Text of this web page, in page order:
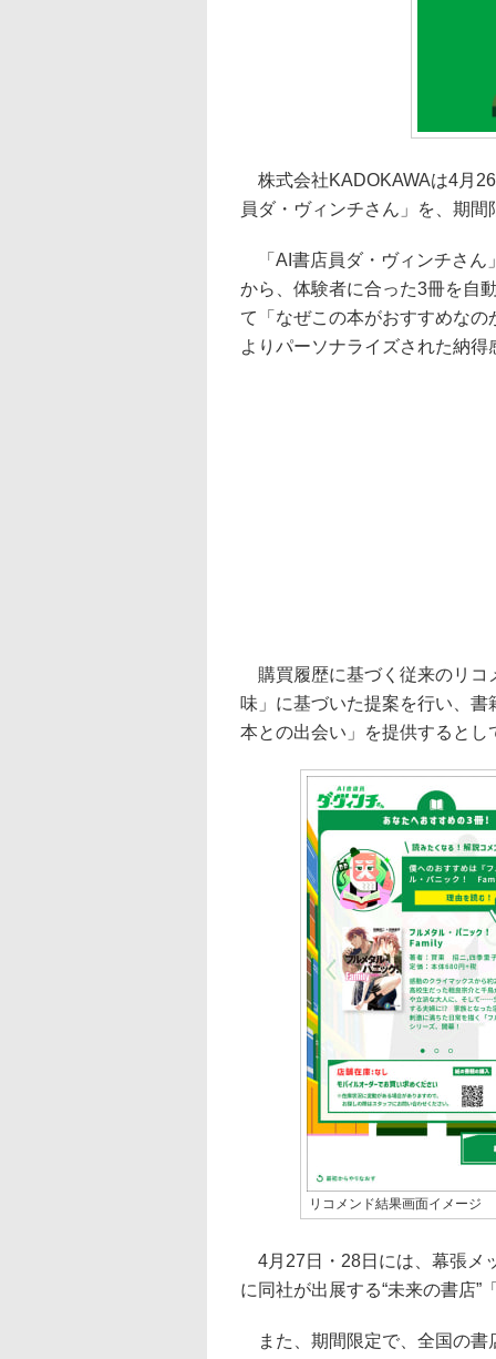
株式会社KADOKAWAは4月
員ダ・ヴィンチさん」を、期
「AI書店員ダ・ヴィンチさん
から、体験者に合った3冊を自
て「なぜこの本がおすすめな
よりパーソナライズされた納
購買履歴に基づく従来のリコ
味」に基づいた提案を行い、
本との出会い」を提供するとし
リコメンド結果画面イメージ
4月27日・28日には、幕張メ
に同社が出展する“未来の書店
また、期間限定で、全国の書